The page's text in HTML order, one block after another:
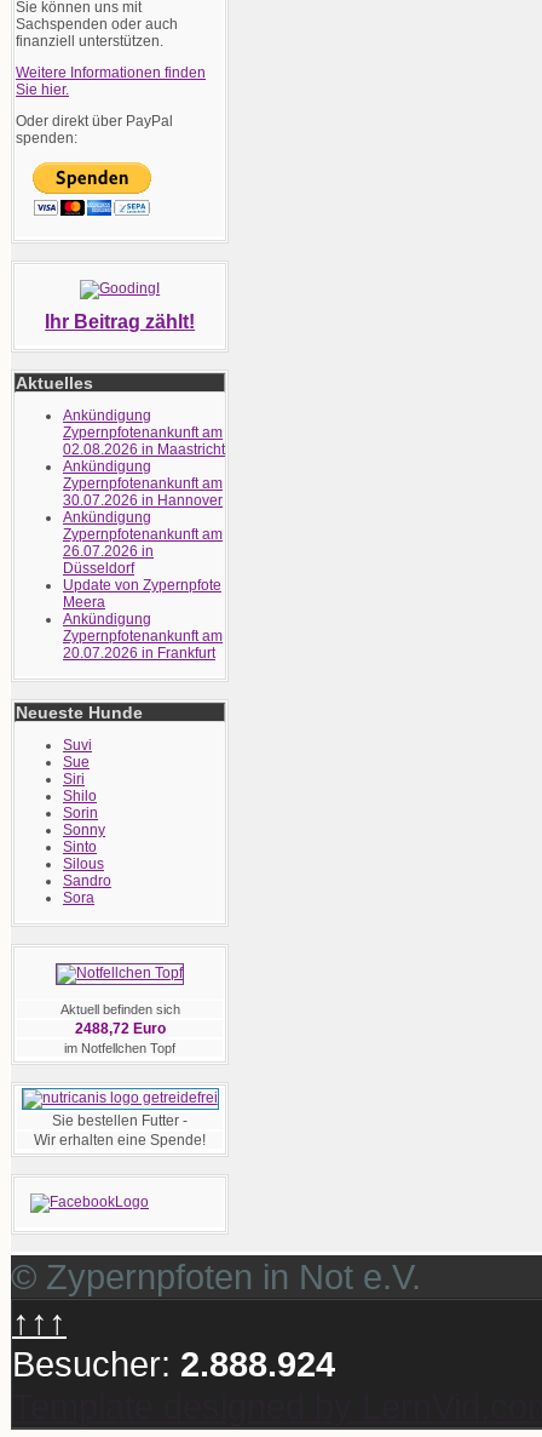
Sie können uns mit
Sachspenden oder auch
finanziell unterstützen.
Weitere Informationen finden
Sie hier.
Oder direkt über PayPal
spenden:
Ihr Beitrag zählt!
Aktuelles
Ankündigung
Zypernpfotenankunft am
02.08.2026 in Maastricht
Ankündigung
Zypernpfotenankunft am
30.07.2026 in Hannover
Ankündigung
Zypernpfotenankunft am
26.07.2026 in
Düsseldorf
Update von Zypernpfote
Meera
Ankündigung
Zypernpfotenankunft am
20.07.2026 in Frankfurt
Neueste Hunde
Suvi
Sue
Siri
Shilo
Sorin
Sonny
Sinto
Silous
Sandro
Sora
Aktuell befinden sich
2488,72 Euro
im Notfellchen Topf
Sie bestellen Futter -
Wir erhalten eine Spende!
© Zypernpfoten in Not e.V.
↑↑↑
Besucher: 2.888.924